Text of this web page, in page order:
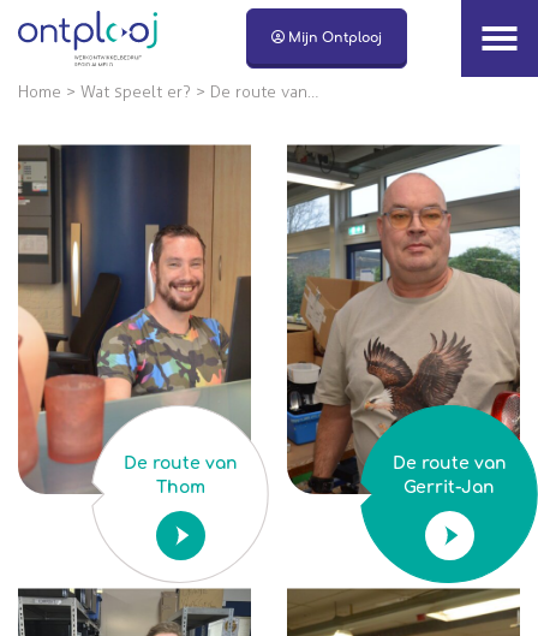
Naar hoofdinhoud Mijn Ontplooj
Home > Wat speelt er? > De route van…
De route van
Thom
De route van
Gerrit-Jan